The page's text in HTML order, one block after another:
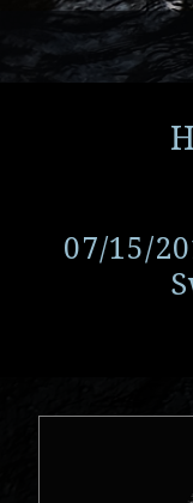
07/15/